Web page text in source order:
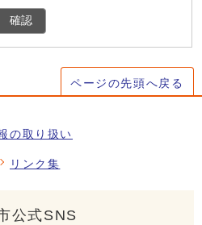
確認
ページの先頭へ戻る
の取り扱い
リンク集
公式SNS